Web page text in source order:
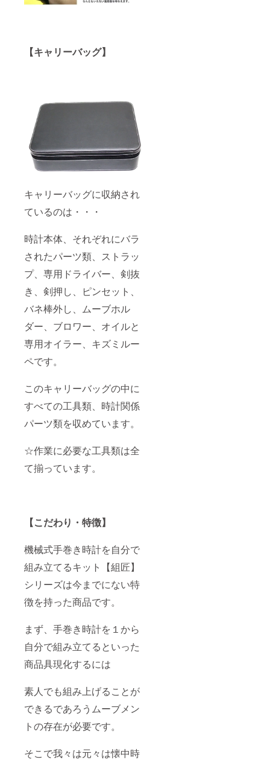
【キャリーバッグ】
キャリーバッグに収納され
ているのは・・・
時計本体、それぞれにバラ
されたパーツ類、ストラッ
プ、専用ドライバー、剣抜
き、剣押し、ピンセット、
バネ棒外し、ムーブホル
ダー、ブロワー、オイルと
専用オイラー、キズミルー
ペです。
このキャリーバッグの中に
すべての工具類、時計関係
パーツ類を収めています。
☆作業に必要な工具類は全
て揃っています。
【こだわり・特徴】
機械式手巻き時計を自分で
組み立てるキット【組匠】
シリーズは今までにない特
徴を持った商品です。
まず、手巻き時計を１から
自分で組み立てるといった
商品具現化するには
素人でも組み上げることが
できるであろうムーブメン
トの存在が必要です。
そこで我々は元々は懐中時